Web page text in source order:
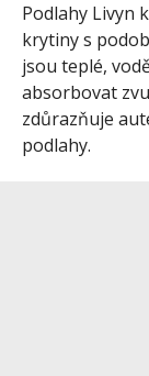
Podlahy Livyn
krytiny s
jsou teplé,
absorbovat
zdůrazňuje
podlahy.